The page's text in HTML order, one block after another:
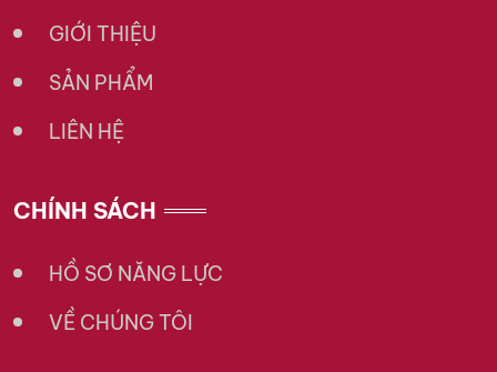
GIỚI THIỆU
SẢN PHẨM
LIÊN HỆ
CHÍNH SÁCH
HỒ SƠ NĂNG LỰC
VỀ CHÚNG TÔI